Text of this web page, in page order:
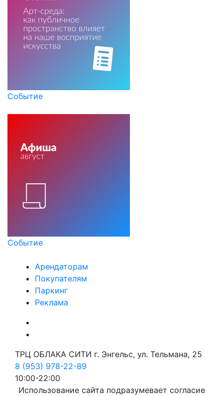
Событие
Событие
Арендаторам
Покупателям
Паркинг
Реклама
ТРЦ ОБЛАКА СИТИ г. Энгельс, ул. Тельмана, 25
8 (953) 978-22-89
10:00-22:00
Использование сайта подразумевает согласие